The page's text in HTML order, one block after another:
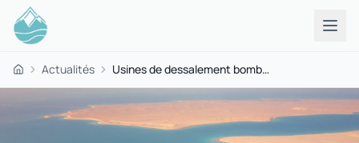
AccueilActualités Usines de dessalement bombardées : cinq jours de réserves d'eau et 100 millions d'habitants dans la ligne de mire ?